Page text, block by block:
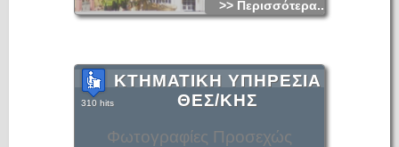
>> Περισσότερα...
Φωτογραφίες Προσεχώς
ΚΤΗΜΑΤΙΚΗ ΥΠΗΡΕΣΙΑ
ΘΕΣ/ΚΗΣ
310 hits